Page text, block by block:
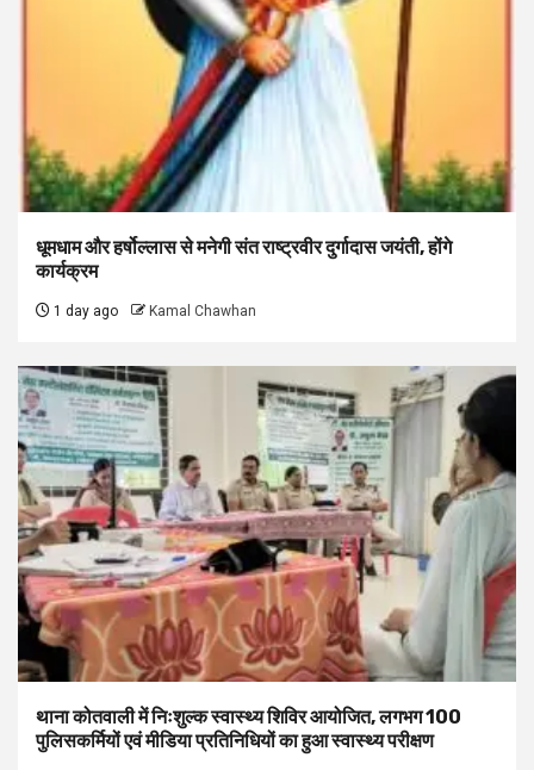
धूमधाम और हर्षोल्लास से मनेगी संत राष्ट्रवीर दुर्गादास जयंती, होंगे
कार्यक्रम
1 day ago Kamal Chawhan
थाना कोतवाली में निःशुल्क स्वास्थ्य शिविर आयोजित, लगभग 100
पुलिसकर्मियों एवं मीडिया प्रतिनिधियों का हुआ स्वास्थ्य परीक्षण